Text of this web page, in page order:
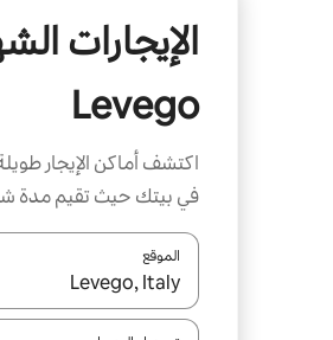
الإيجارات
Levego
اكتشف أماكن الإيجار
في بيتك حيث تقيم مدة
الموقع
عند توفر النتائج،